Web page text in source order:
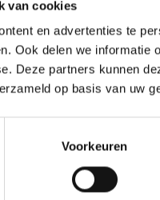
van cookies
en advertenties te
Ook delen we
Deze partners kunnen
op basis van uw
Voorkeuren
Andréa
Allick